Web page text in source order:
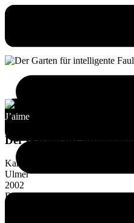
J’aime
Der Garten für
Karl Ploberger
Ulmer
2002
Der Journalist Karl Ploberger